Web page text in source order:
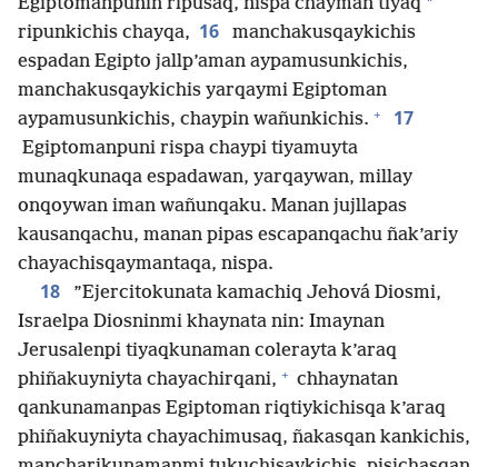
Egiptomanpunin ripusaq, nispa chayman tiyaq
ripunkichis chayqa, 16
manchakusqaykichis
espadan Egipto jallp’aman aypamusunkichis,
manchakusqaykichis yarqaymi Egiptoman
aypamusunkichis, chaypin wañunkichis. + 17
Egiptomanpuni rispa chaypi tiyamuyta
munaqkunaqa espadawan, yarqaywan, millay
onqoywan iman wañunqaku. Manan jujllapas
kausanqachu, manan pipas escapanqachu ñak’ariy
chayachisqaymantaqa, nispa.
18
”Ejercitokunata kamachiq Jehová Diosmi,
Israelpa Diosninmi khaynata nin: Imaynan
Jerusalenpi tiyaqkunaman colerayta k’araq
phiñakuyniyta chayachirqani, + chhaynatan
qankunamanpas Egiptoman riqtiykichisqa k’araq
phiñakuyniyta chayachimusaq, ñakasqan kankichis,